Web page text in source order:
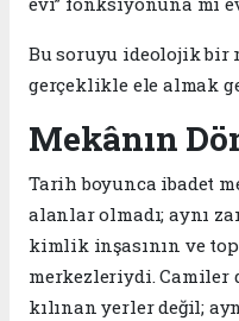
Bu soruyu ideolojik bir
gerçeklikle ele almak
Mekânın
Tarih boyunca ibadet
alanlar olmadı; aynı
kimlik inşasının ve
merkezleriydi. Camiler
kılınan yerler değil;